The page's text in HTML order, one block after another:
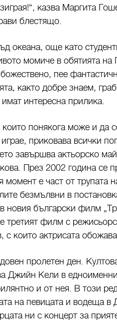
казва Маргита
блестящо.
океана, още като
момиче в обятията на
пее
както добре знаем,
интересна прилика.
които понякога може и да
приковава всички
завършва актьорско
През 2002 година се
е част от трупата
безмълвни в
новия български филм
третият филм с
с които актрисата
пролетен ден.
Джийн Кели в
и от нея. В този
на певицата и водеща
ни с концерт за